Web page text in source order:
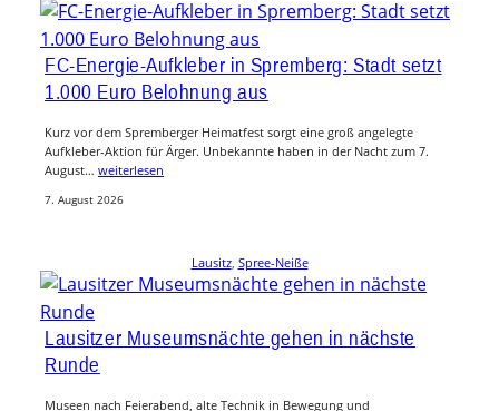
FC-Energie-Aufkleber in Spremberg: Stadt setzt
1.000 Euro Belohnung aus
Kurz vor dem Spremberger Heimatfest sorgt eine groß angelegte
Aufkleber-Aktion für Ärger. Unbekannte haben in der Nacht zum 7.
August… weiterlesen
7. August 2026
Lausitz, Spree-Neiße
Lausitzer Museumsnächte gehen in nächste
Runde
Museen nach Feierabend, alte Technik in Bewegung und